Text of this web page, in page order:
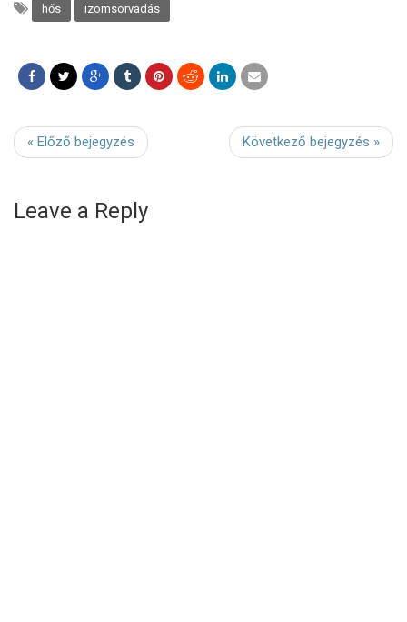
hős izomsorvadás
« Előző bejegyzés Következő bejegyzés »
Leave a Reply